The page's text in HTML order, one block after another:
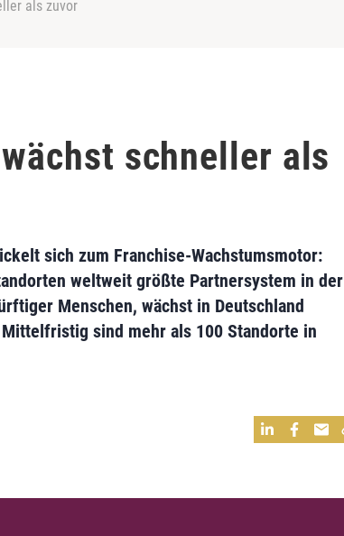
als zuvor
schneller als
sich zum Franchise-Wachstumsmotor:
weltweit größte Partnersystem in der
Menschen, wächst in Deutschland
sind mehr als 100 Standorte in